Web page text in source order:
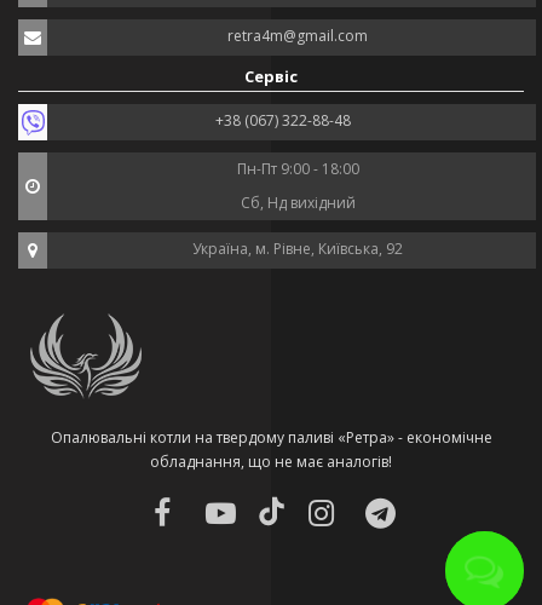
retra4m@gmail.com
Сервіс
+38 (067) 322-88-48
Пн-Пт 9:00 - 18:00
Сб, Нд вихідний
Україна, м. Рівне, Київська, 92
Опалювальні котли на твердому паливі «Ретра» - економічне
обладнання, що не має аналогів!